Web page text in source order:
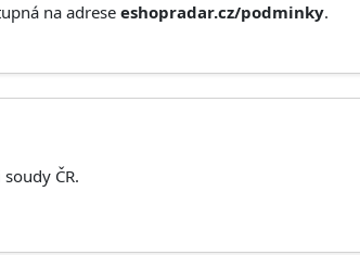
na adreseeshopradar.cz/podminky.
ČR.